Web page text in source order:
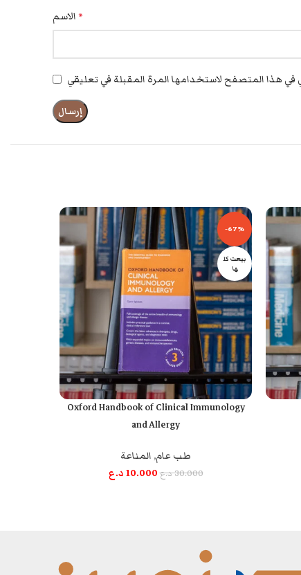
*
-67%
بيعت كل
ها
قراءة المزيد
Oxford Handbook of Clinical Immunology
and Allergy
طب عام, المناعة
30.000د.ع10.000د.ع